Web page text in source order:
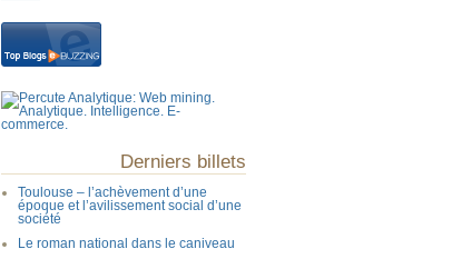
Derniers billets
Toulouse – l’achèvement d’une
époque et l’avilissement social d’une
société
Le roman national dans le caniveau